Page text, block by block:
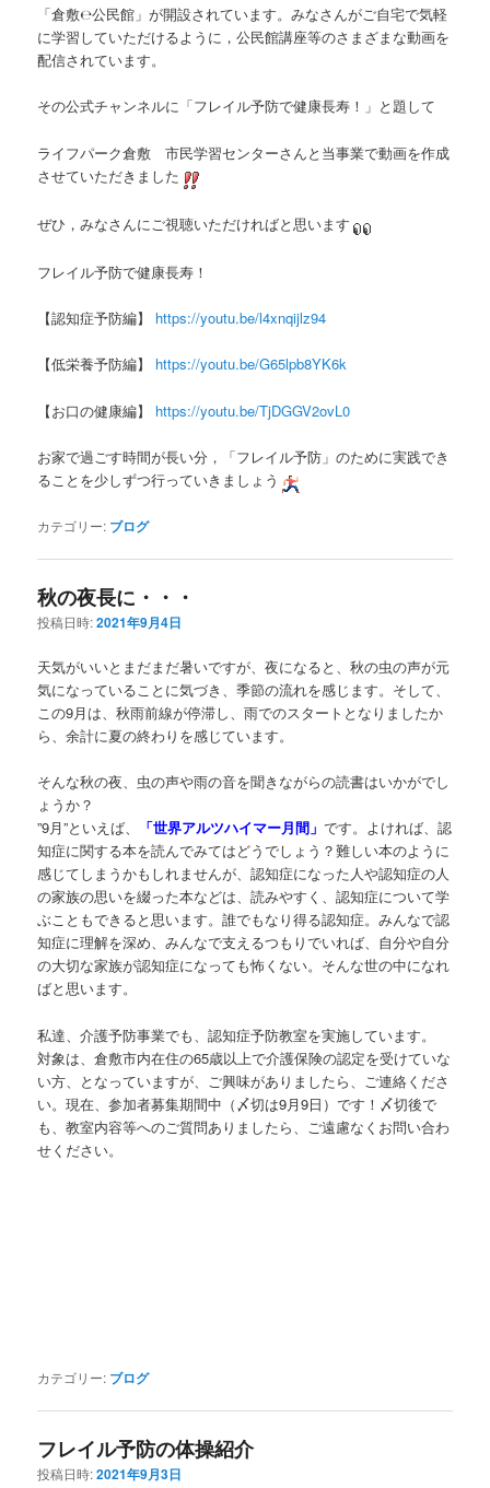
「倉敷℮公民館」が開設されています。みなさんがご自宅で気軽
に学習していただけるように，公民館講座等のさまざまな動画を
配信されています。
その公式チャンネルに「フレイル予防で健康長寿！」と題して
ライフパーク倉敷 市民学習センターさんと当事業で動画を作成
させていただきました
ぜひ，みなさんにご視聴いただければと思います
フレイル予防で健康長寿！
【認知症予防編】 https://youtu.be/l4xnqijlz94
【低栄養予防編】 https://youtu.be/G65lpb8YK6k
【お口の健康編】 https://youtu.be/TjDGGV2ovL0
お家で過ごす時間が長い分，「フレイル予防」のために実践でき
ることを少しずつ行っていきましょう
カテゴリー: ブログ
秋の夜長に・・・
投稿日時:2021年9月4日
天気がいいとまだまだ暑いですが、夜になると、秋の虫の声が元
気になっていることに気づき、季節の流れを感じます。そして、
この9月は、秋雨前線が停滞し、雨でのスタートとなりましたか
ら、余計に夏の終わりを感じています。
そんな秋の夜、虫の声や雨の音を聞きながらの読書はいかがでし
ょうか？
”9月”といえば、
「世界アルツハイマー月間」です。よければ、認
知症に関する本を読んでみてはどうでしょう？難しい本のように
感じてしまうかもしれませんが、認知症になった人や認知症の人
の家族の思いを綴った本などは、読みやすく、認知症について学
ぶこともできると思います。誰でもなり得る認知症。みんなで認
知症に理解を深め、みんなで支えるつもりでいれば、自分や自分
の大切な家族が認知症になっても怖くない。そんな世の中になれ
ばと思います。
私達、介護予防事業でも、認知症予防教室を実施しています。
対象は、倉敷市内在住の65歳以上で介護保険の認定を受けていな
い方、となっていますが、ご興味がありましたら、ご連絡くださ
い。現在、参加者募集期間中（〆切は9月9日）です！〆切後で
も、教室内容等へのご質問ありましたら、ご遠慮なくお問い合わ
せください。
カテゴリー: ブログ
フレイル予防の体操紹介
投稿日時:2021年9月3日